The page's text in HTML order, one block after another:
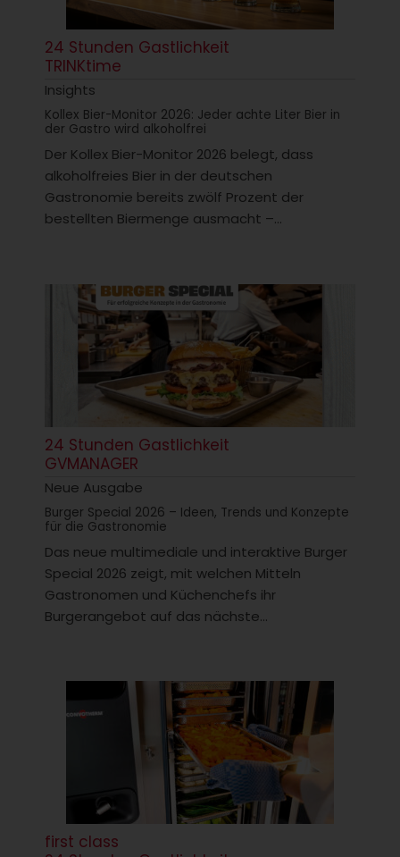
24 Stunden Gastlichkeit
TRINKtime
Insights
Kollex Bier-Monitor 2026: Jeder achte Liter Bier in
der Gastro wird alkoholfrei
Der Kollex Bier-Monitor 2026 belegt, dass
alkoholfreies Bier in der deutschen
Gastronomie bereits zwölf Prozent der
bestellten Biermenge ausmacht –...
24 Stunden Gastlichkeit
GVMANAGER
Neue Ausgabe
Burger Special 2026 – Ideen, Trends und Konzepte
für die Gastronomie
Das neue multimediale und interaktive Burger
Special 2026 zeigt, mit welchen Mitteln
Gastronomen und Küchenchefs ihr
Burgerangebot auf das nächste...
first class